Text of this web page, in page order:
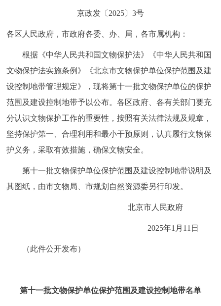
中介服务 阳光政务
政民互动
12345网上接诉即办 我要咨询 我要建议
参与调查 在线访谈 图说互动
走进北京
北京概况 十六区概览 人文北京
视频北京
DEUTSCH FRANÇAIS РУССКИЙ ЯЗЫК
京政发〔2025〕3号
各区人民政府，市政府各委、办、局，各市属机构：
根据《中华人民共和国文物保护法》《中华人民共和国
文物保护法实施条例》《北京市文物保护单位保护范围及建
设控制地带管理规定》，现将第十一批文物保护单位的保护
范围及建设控制地带予以公布。各区政府、各有关部门要充
分认识文物保护工作的重要性，按照有关法律法规及规章，
坚持保护第一、合理利用和最小干预原则，认真履行文物保
护义务，采取有效措施，确保文物安全。
第十一批文物保护单位保护范围及建设控制地带说明及
其图纸，由市文物局、市规划自然资源委另行印发。
北京市人民政府
2025年1月11日
（此件公开发布）
第十一批文物保护单位保护范围及建设控制地带名单